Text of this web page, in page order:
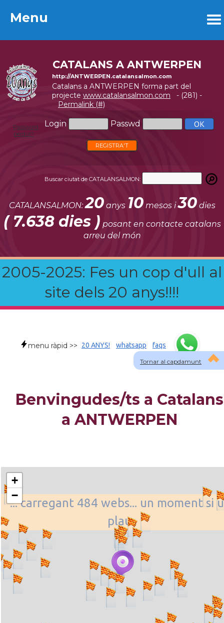
Menu
CATALANS A ANTWERPEN
http://ANTWERPEN.catalansalmon.com
Catalans a ANTWERPEN forma part del
projecte www.catalansalmon.com - (281) -
Permalink (#)
Login Passwd
Password
perdut?
REGISTRA'T
Buscar ciutat de CATALANSALMON:
CATALANSALMON:20anys 10mesos i30dies
( 7.638 dies ) posant en contacte catalans
arreu del món
2005-2025: Fes un cop d'ull al
site dels 20 anys!!!!
Menu
Tornar al capdamunt
menu ràpid >> 20 ANYS! whatsapp faqs
Benvingudes/ts a Catalans
a ANTWERPEN
... carregant 484 webs... un moment si
plau
+
−